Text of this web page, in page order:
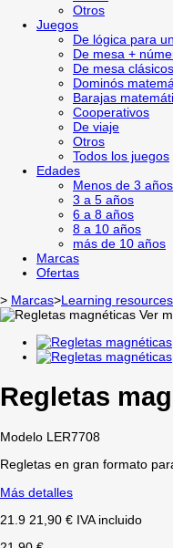
Otros
Juegos
De lógica para
De mesa +
De mesa clásicos
Dominós
Barajas
Cooperativos
De viaje
Otros
Todos los juegos
Edades
Menos de 3 años
3 a 5 años
6 a 8 años
8 a 10 años
más de 10 años
Marcas
Ofertas
> Marcas>Learning resources
Ver
Regletas
Modelo LER7708
Regletas en gran formato
Más detalles
21.9 21,90 € IVA incluido